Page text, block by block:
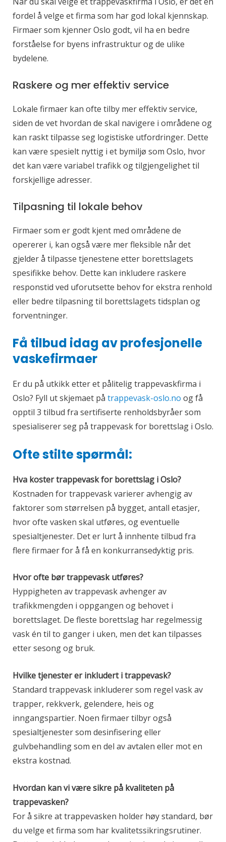
fordel å velge et firma som har god lokal kjennskap.
Firmaer som kjenner Oslo godt, vil ha en bedre
forståelse for byens infrastruktur og de ulike
bydelene.
Raskere og mer effektiv service
Lokale firmaer kan ofte tilby mer effektiv service,
siden de vet hvordan de skal navigere i områdene og
kan raskt tilpasse seg logistiske utfordringer. Dette
kan være spesielt nyttig i et bymiljø som Oslo, hvor
det kan være variabel trafikk og tilgjengelighet til
forskjellige adresser.
Tilpasning til lokale behov
Firmaer som er godt kjent med områdene de
opererer i, kan også være mer fleksible når det
gjelder å tilpasse tjenestene etter borettslagets
spesifikke behov. Dette kan inkludere raskere
responstid ved uforutsette behov for ekstra renhold
eller bedre tilpasning til borettslagets tidsplan og
forventninger.
Få tilbud idag av profesjonelle
vaskefirmaer
Er du på utkikk etter et pålitelig trappevaskfirma i
Oslo? Fyll ut skjemaet på trappevask-oslo.no og få
opptil 3 tilbud fra sertifiserte renholdsbyråer som
spesialiserer seg på trappevask for borettslag i Oslo.
Ofte stilte spørmål:
Hva koster trappevask for borettslag i Oslo?
Kostnaden for trappevask varierer avhengig av
faktorer som størrelsen på bygget, antall etasjer,
hvor ofte vasken skal utføres, og eventuelle
spesialtjenester. Det er lurt å innhente tilbud fra
flere firmaer for å få en konkurransedyktig pris.
Hvor ofte bør trappevask utføres?
Hyppigheten av trappevask avhenger av
trafikkmengden i oppgangen og behovet i
borettslaget. De fleste borettslag har regelmessig
vask én til to ganger i uken, men det kan tilpasses
etter sesong og bruk.
Hvilke tjenester er inkludert i trappevask?
Standard trappevask inkluderer som regel vask av
trapper, rekkverk, gelendere, heis og
inngangspartier. Noen firmaer tilbyr også
spesialtjenester som desinfisering eller
gulvbehandling som en del av avtalen eller mot en
ekstra kostnad.
Hvordan kan vi være sikre på kvaliteten på
trappevasken?
For å sikre at trappevasken holder høy standard, bør
du velge et firma som har kvalitetssikringsrutiner.